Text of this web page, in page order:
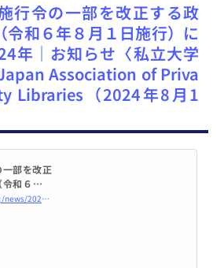
行令の一部を改正する政
令和６年８月１日施行）に
年｜お知らせ〈私立大学
Association of Priva
Libraries（2024年8月1
一部を改正
和６年８
｜2024年
https://www.jaspul.org/news/2024/08/post-167.html